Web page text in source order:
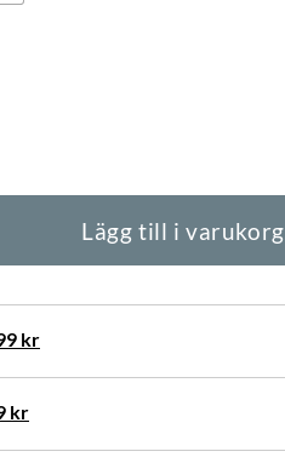
Lägg till i varukorg
kr
kr